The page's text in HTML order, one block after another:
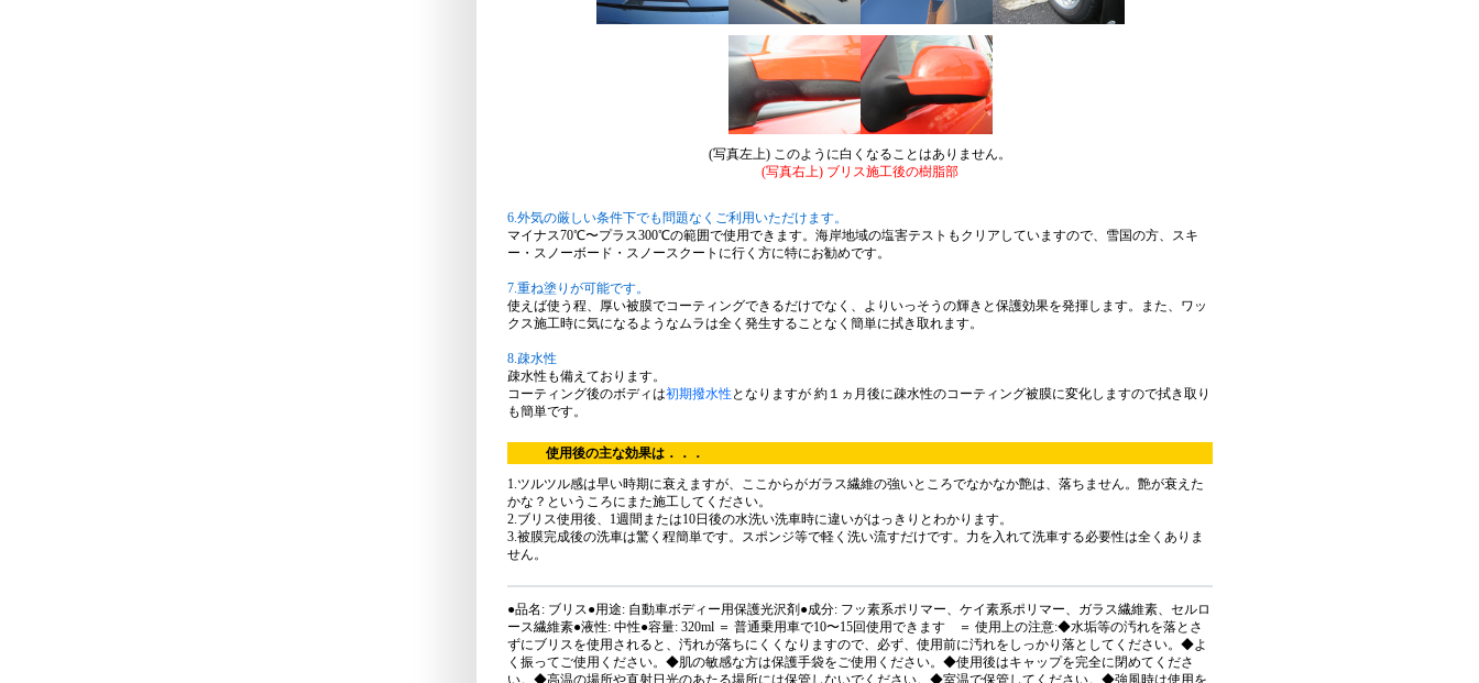
(写真左上) このように白くなることはありません。
(写真右上) ブリス施工後の樹脂部
6.外気の厳しい条件下でも問題なくご利用いただけます。
マイナス70℃〜プラス300℃の範囲で使用できます。海岸地域の塩害テストもクリアしていますので、雪国の方、スキ
ー・スノーボード・スノースクートに行く方に特にお勧めです。
7.重ね塗りが可能です。
使えば使う程、厚い被膜でコーティングできるだけでなく、よりいっそうの輝きと保護効果を発揮します。また、ワッ
クス施工時に気になるようなムラは全く発生することなく簡単に拭き取れます。
8.疎水性
疎水性も備えております。
コーティング後のボディは初期撥水性となりますが 約１ヵ月後に疎水性のコーティング被膜に変化しますので拭き取り
も簡単です。
使用後の主な効果は．．．
1.ツルツル感は早い時期に衰えますが、ここからがガラス繊維の強いところでなかなか艶は、落ちません。艶が衰えた
かな？というころにまた施工してください。
2.ブリス使用後、1週間または10日後の水洗い洗車時に違いがはっきりとわかります。
3.被膜完成後の洗車は驚く程簡単です。スポンジ等で軽く洗い流すだけです。力を入れて洗車する必要性は全くありま
せん。
●品名: ブリス●用途: 自動車ボディー用保護光沢剤●成分: フッ素系ポリマー、ケイ素系ポリマー、ガラス繊維素、セルロ
ース繊維素●液性: 中性●容量: 320ml ＝ 普通乗用車で10〜15回使用できます ＝ 使用上の注意:◆水垢等の汚れを落とさ
ずにブリスを使用されると、汚れが落ちにくくなりますので、必ず、使用前に汚れをしっかり落としてください。◆よ
く振ってご使用ください。◆肌の敏感な方は保護手袋をご使用ください。◆使用後はキャップを完全に閉めてくださ
い。◆高温の場所や直射日光のあたる場所には保管しないでください。◆室温で保管してください。◆強風時は使用を